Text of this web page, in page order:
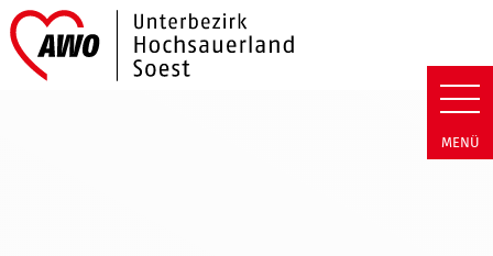
AWO Hochsauerland/Soest |
MENÜ